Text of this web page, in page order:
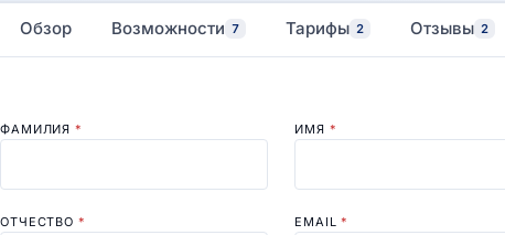
Обзор Возможности 7 Тарифы 2 Отзывы 2
ФАМИЛИЯ* ИМЯ *
ОТЧЕСТВО * EMAIL*